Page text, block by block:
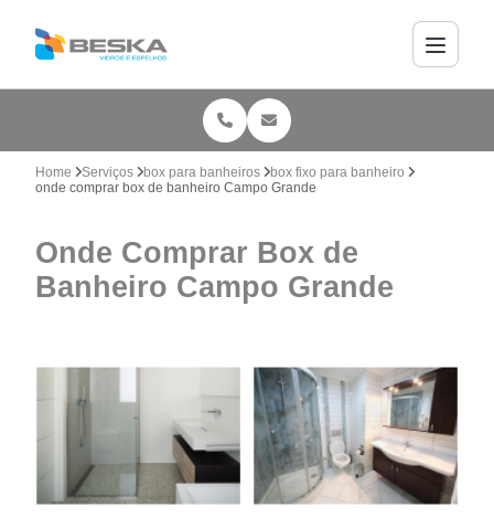
Home Serviços box para banheiros
box fixo para banheiro
onde comprar box de banheiro Campo Grande
Onde Comprar Box de
Banheiro Campo Grande